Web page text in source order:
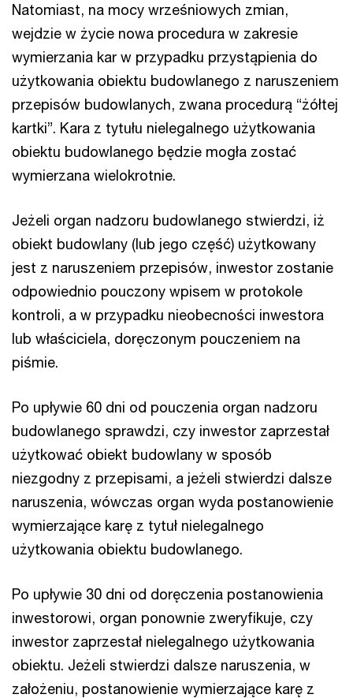
Natomiast, na mocy wrześniowych zmian,
wejdzie w życie nowa procedura w zakresie
wymierzania kar w przypadku przystąpienia do
użytkowania obiektu budowlanego z naruszeniem
przepisów budowlanych, zwana procedurą “żółtej
kartki”. Kara z tytułu nielegalnego użytkowania
obiektu budowlanego będzie mogła zostać
wymierzana wielokrotnie.
Jeżeli organ nadzoru budowlanego stwierdzi, iż
obiekt budowlany (lub jego część) użytkowany
jest z naruszeniem przepisów, inwestor zostanie
odpowiednio pouczony wpisem w protokole
kontroli, a w przypadku nieobecności inwestora
lub właściciela, doręczonym pouczeniem na
piśmie.
Po upływie 60 dni od pouczenia organ nadzoru
budowlanego sprawdzi, czy inwestor zaprzestał
użytkować obiekt budowlany w sposób
niezgodny z przepisami, a jeżeli stwierdzi dalsze
naruszenia, wówczas organ wyda postanowienie
wymierzające karę z tytuł nielegalnego
użytkowania obiektu budowlanego.
Po upływie 30 dni od doręczenia postanowienia
inwestorowi, organ ponownie zweryfikuje, czy
inwestor zaprzestał nielegalnego użytkowania
obiektu. Jeżeli stwierdzi dalsze naruszenia, w
założeniu, postanowienie wymierzające karę z